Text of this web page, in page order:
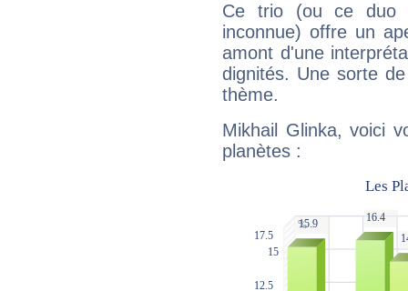
Ce trio (ou ce duo
inconnue) offre un
amont d'une
dignités. Une sorte
thème.
Mikhail Glinka, voici
planètes :